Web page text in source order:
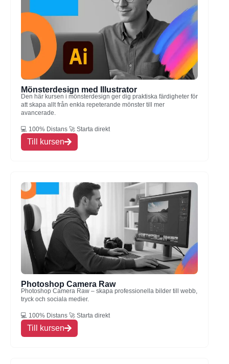
Mönsterdesign med Illustrator
Den här kursen i mönsterdesign ger dig praktiska färdigheter för
att skapa allt från enkla repeterande mönster till mer
avancerade.
💻 100% Distans 🚀 Starta direkt
Till kursen
Photoshop Camera Raw
Photoshop Camera Raw – skapa professionella bilder till webb,
tryck och sociala medier.
💻 100% Distans 🚀 Starta direkt
Till kursen